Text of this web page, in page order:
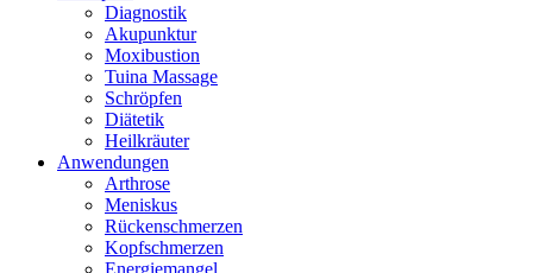
Diagnostik
Akupunktur
Moxibustion
Tuina Massage
Schröpfen
Diätetik
Heilkräuter
Anwendungen
Arthrose
Meniskus
Rückenschmerzen
Kopfschmerzen
Energiemangel